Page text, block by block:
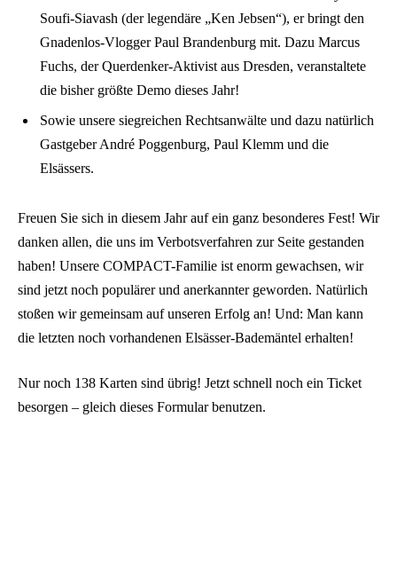
Soufi-Siavash (der legendäre „Ken Jebsen“), er bringt den
Gnadenlos-Vlogger Paul Brandenburg mit. Dazu Marcus
Fuchs, der Querdenker-Aktivist aus Dresden, veranstaltete
die bisher größte Demo dieses Jahr!
Sowie unsere siegreichen Rechtsanwälte und dazu natürlich
Gastgeber André Poggenburg, Paul Klemm und die
Elsässers.
Freuen Sie sich in diesem Jahr auf ein ganz besonderes Fest! Wir
danken allen, die uns im Verbotsverfahren zur Seite gestanden
haben! Unsere COMPACT-Familie ist enorm gewachsen, wir
sind jetzt noch populärer und anerkannter geworden. Natürlich
stoßen wir gemeinsam auf unseren Erfolg an! Und: Man kann
die letzten noch vorhandenen Elsässer-Bademäntel erhalten!
Nur noch 138 Karten sind übrig! Jetzt schnell noch ein Ticket
besorgen – gleich dieses Formular benutzen.